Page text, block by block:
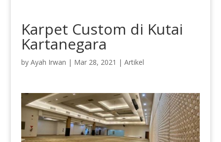
Karpet Custom di Kutai
Kartanegara
by Ayah Irwan | Mar 28, 2021 | Artikel